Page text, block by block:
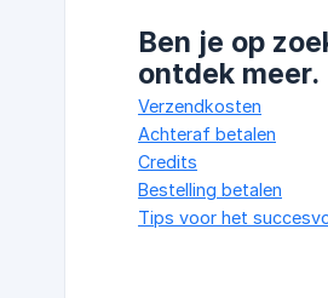
Ben je op
ontdek meer.
Verzendkosten
Achteraf betalen
Credits
Bestelling betalen
Tips voor het